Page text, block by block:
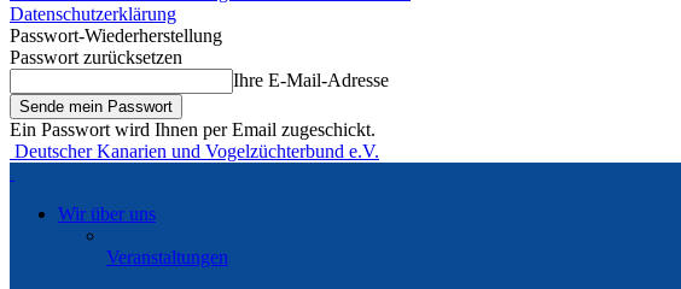
Datenschutzerklärung
Passwort-Wiederherstellung
Passwort zurücksetzen
Ihre E-Mail-Adresse
Ein Passwort wird Ihnen per Email zugeschickt.
Deutscher Kanarien und Vogelzüchterbund e.V.
Wir über uns
Veranstaltungen